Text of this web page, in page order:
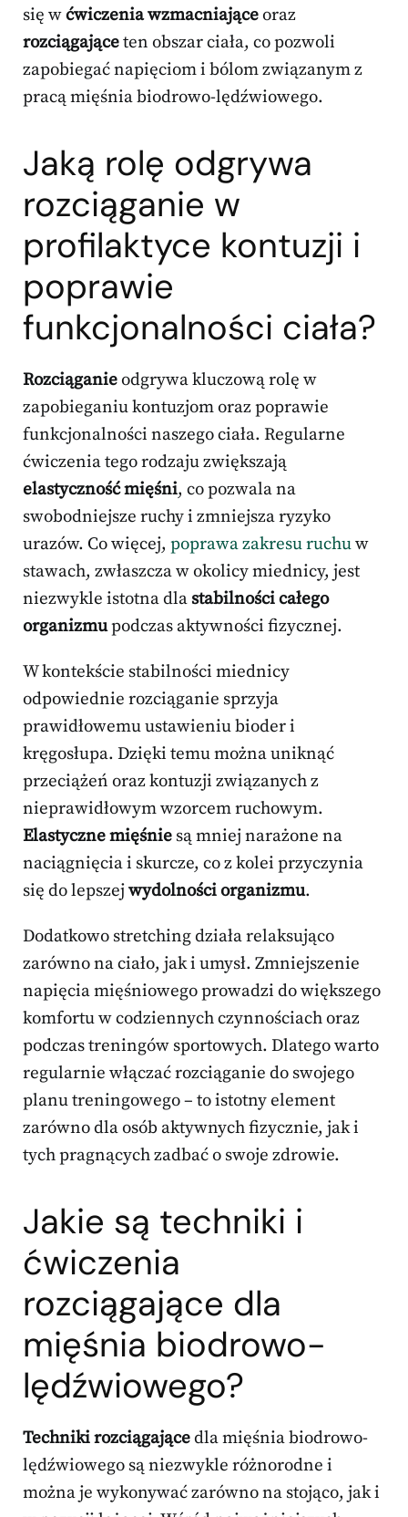
się wćwiczenia wzmacniająceoraz
rozciągająceten obszar ciała, co pozwoli
zapobiegać napięciom i bólom związanym z
pracą mięśnia biodrowo-lędźwiowego.
Jaką rolę odgrywa
rozciąganie w
profilaktyce kontuzji i
poprawie
funkcjonalności ciała?
Rozciąganieodgrywa kluczową rolę w
zapobieganiu kontuzjom oraz poprawie
funkcjonalności naszego ciała. Regularne
ćwiczenia tego rodzaju zwiększają
elastyczność mięśni, co pozwala na
swobodniejsze ruchy i zmniejsza ryzyko
urazów. Co więcej, poprawa zakresu ruchuw
stawach, zwłaszcza w okolicy miednicy, jest
niezwykle istotna dla stabilności całego
organizmupodczas aktywności fizycznej.
W kontekście stabilności miednicy
odpowiednie rozciąganie sprzyja
prawidłowemu ustawieniu bioder i
kręgosłupa. Dzięki temu można uniknąć
przeciążeń oraz kontuzji związanych z
nieprawidłowym wzorcem ruchowym.
Elastyczne mięśnie są mniej narażone na
naciągnięcia i skurcze, co z kolei przyczynia
się do lepszejwydolności organizmu.
Dodatkowo stretching działa relaksująco
zarówno na ciało, jak i umysł. Zmniejszenie
napięcia mięśniowego prowadzi do większego
komfortu w codziennych czynnościach oraz
podczas treningów sportowych. Dlatego warto
regularnie włączać rozciąganie do swojego
planu treningowego – to istotny element
zarówno dla osób aktywnych fizycznie, jak i
tych pragnących zadbać o swoje zdrowie.
Jakie są techniki i
ćwiczenia
rozciągające dla
mięśnia biodrowo-
lędźwiowego?
Techniki rozciągającedla mięśnia biodrowo-
lędźwiowego są niezwykle różnorodne i
można je wykonywać zarówno na stojąco, jak i